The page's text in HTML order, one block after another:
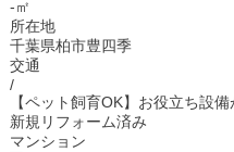
-㎡
所在地
千葉県柏市豊四季
交通
/
【ペット飼育OK】お役立ち設
新規リフォーム済み
マンション